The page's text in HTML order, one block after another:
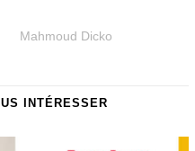
Mahmoud Dicko
INTÉRESSER